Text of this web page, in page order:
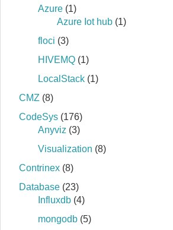
Azure (1)
Azure Iot hub (1)
floci (3)
HIVEMQ (1)
LocalStack (1)
CMZ (8)
CodeSys (176)
Anyviz (3)
Visualization (8)
Contrinex (8)
Database (23)
Influxdb (4)
mongodb (5)